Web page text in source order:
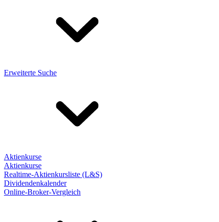
Erweiterte Suche
Aktienkurse
Aktienkurse
Realtime-Aktienkursliste (L&S)
Dividendenkalender
Online-Broker-Vergleich